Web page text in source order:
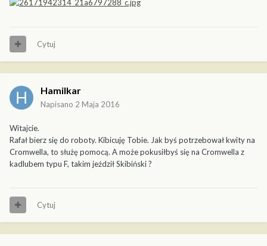
Cytuj
Hamilkar
Napisano 2 Maja 2016
Witajcie.
Rafał bierz się do roboty. Kibicuję Tobie. Jak byś potrzebował kwity na
Cromwella, to służę pomocą. A może pokusiłbyś się na Cromwella z
kadlubem typu F, takim jeździł Skibiński ?
Cytuj